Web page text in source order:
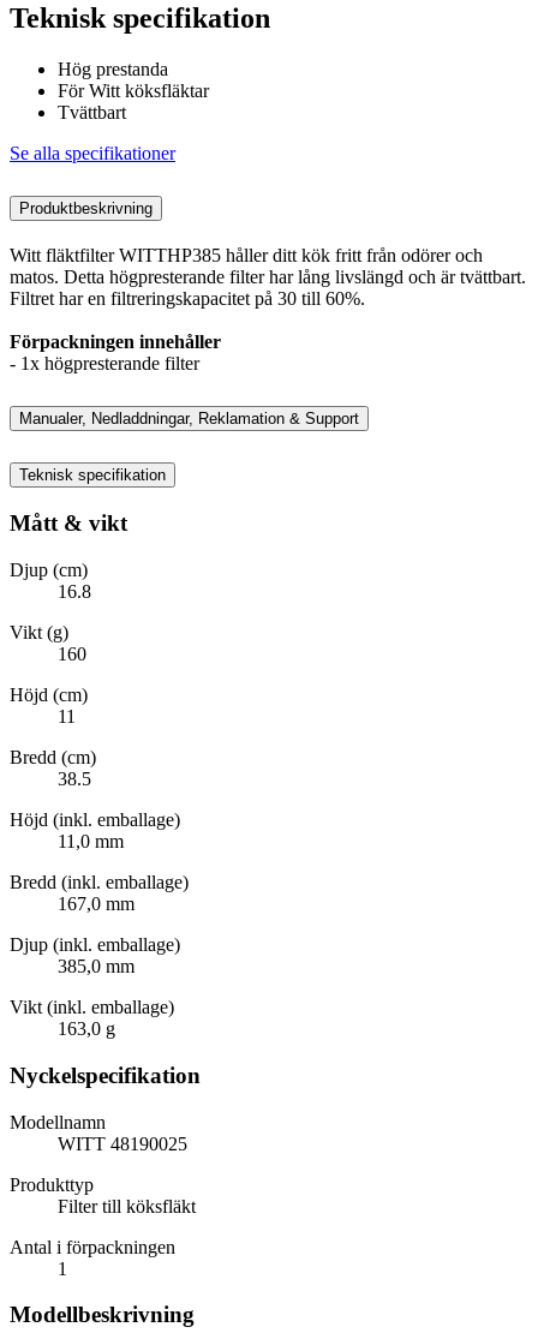
Teknisk specifikation
Hög prestanda
För Witt köksfläktar
Tvättbart
Se alla specifikationer
Produktbeskrivning
Witt fläktfilter WITTHP385 håller ditt kök fritt från odörer och
matos. Detta högpresterande filter har lång livslängd och är tvättbart.
Filtret har en filtreringskapacitet på 30 till 60%.
Förpackningen innehåller
- 1x högpresterande filter
Manualer, Nedladdningar, Reklamation & Support
Teknisk specifikation
Mått & vikt
Djup (cm)
16.8
Vikt (g)
160
Höjd (cm)
11
Bredd (cm)
38.5
Höjd (inkl. emballage)
11,0 mm
Bredd (inkl. emballage)
167,0 mm
Djup (inkl. emballage)
385,0 mm
Vikt (inkl. emballage)
163,0 g
Nyckelspecifikation
Modellnamn
WITT 48190025
Produkttyp
Filter till köksfläkt
Antal i förpackningen
1
Modellbeskrivning